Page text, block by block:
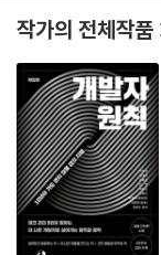
작가의 전체작품